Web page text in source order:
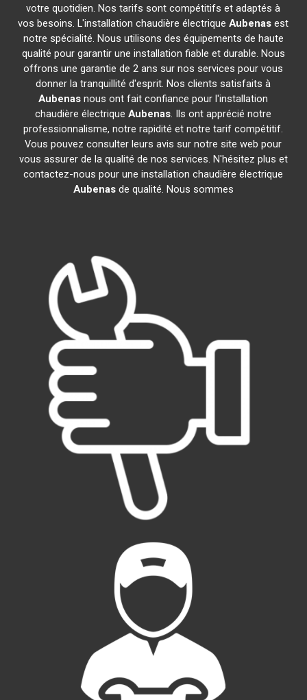
votre quotidien. Nos tarifs sont compétitifs et adaptés à
vos besoins. L'installation chaudière électriqueAubenas est
notre spécialité. Nous utilisons des équipements de haute
qualité pour garantir une installation fiable et durable. Nous
offrons une garantie de 2 ans sur nos services pour vous
donner la tranquillité d'esprit. Nos clients satisfaits à
Aubenas nous ont fait confiance pour l'installation
chaudière électriqueAubenas. Ils ont apprécié notre
professionnalisme, notre rapidité et notre tarif compétitif.
Vous pouvez consulter leurs avis sur notre site web pour
vous assurer de la qualité de nos services. N'hésitez plus et
contactez-nous pour une installation chaudière électrique
Aubenasde qualité. Nous sommes